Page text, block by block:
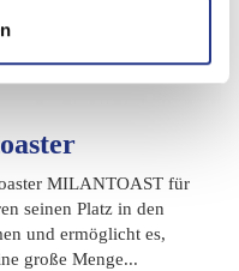
MILANTOAST für
seinen Platz in den
und ermöglicht es,
große Menge...